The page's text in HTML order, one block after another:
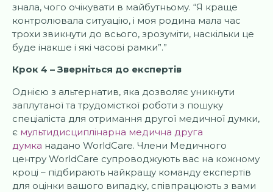
знала, чого очікувати в майбутньому. “Я краще
контролювала ситуацію, і моя родина мала час
трохи звикнути до всього, зрозуміти, наскільки це
буде інакше і які часові рамки”.”
Крок 4 – Зверніться до експертів
Однією з альтернатив, яка дозволяє уникнути
заплутаної та трудомісткої роботи з пошуку
спеціаліста для отримання другої медичної думки,
є мультидисциплінарна медична друга
думка надано WorldCare. Члени Медичного
центру WorldCare супроводжують вас на кожному
кроці – підбирають найкращу команду експертів
для оцінки вашого випадку, співпрацюють з вами